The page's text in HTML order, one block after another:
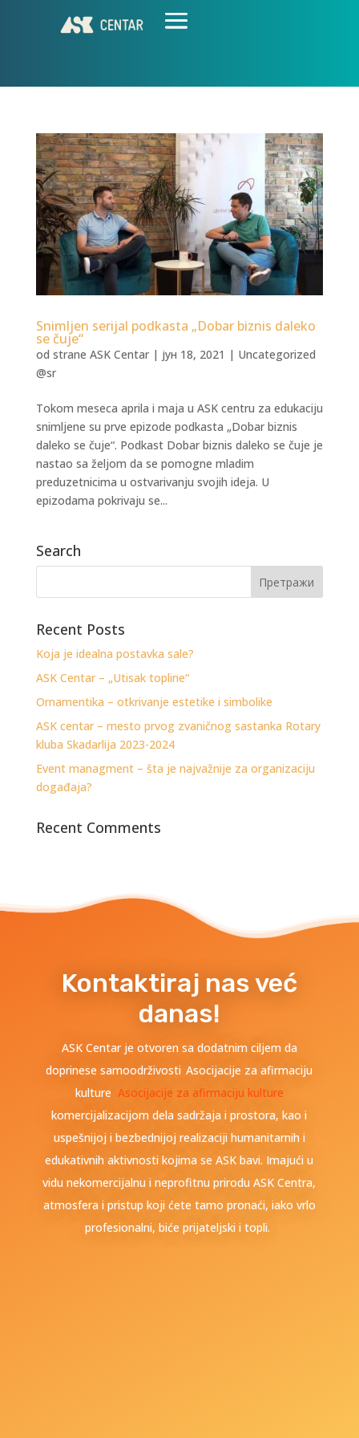
Snimljen serijal podkasta „Dobar biznis daleko
se čuje“
od strane ASK Centar| јун 18, 2021 | Uncategorized
@sr
Tokom meseca aprila i maja u ASK centru za edukaciju
snimljene su prve epizode podkasta „Dobar biznis
daleko se čuje“. Podkast Dobar biznis daleko se čuje je
nastao sa željom da se pomogne mladim
preduzetnicima u ostvarivanju svojih ideja. U
epizodama pokrivaju se...
Search
Recent Posts
Koja je idealna postavka sale?
ASK Centar – „Utisak topline“
Ornamentika – otkrivanje estetike i simbolike
ASK centar – mesto prvog zvaničnog sastanka Rotary
kluba Skadarlija 2023-2024
Event managment – šta je najvažnije za organizaciju
događaja?
Recent Comments
Kontaktiraj nas već
danas!
ASK Centar je otvoren sa dodatnim ciljem da
doprinese samoodrživosti Asocijacije za afirmaciju
kulture Asocijacije za afirmaciju kulture
komercijalizacijom dela sadržaja i prostora, kao i
uspešnijoj i bezbednijoj realizaciji humanitarnih i
edukativnih aktivnosti kojima se ASK bavi. Imajući u
vidu nekomercijalnu i neprofitnu prirodu ASK Centra,
atmosfera i pristup koji ćete tamo pronaći, iako vrlo
profesionalni, biće prijateljski i topli.